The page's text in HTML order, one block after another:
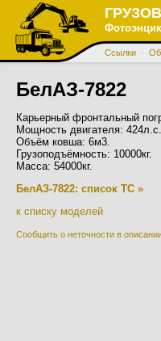
Ссылки ·
БелАЗ-7822
Карьерный фронтальный
Мощность двигателя:
Объём ковша: 6м3.
Грузоподъёмность: 10000кг.
Масса: 54000кг.
БелАЗ-7822: список ТС »
к списку моделей
Сообщить о неточности в